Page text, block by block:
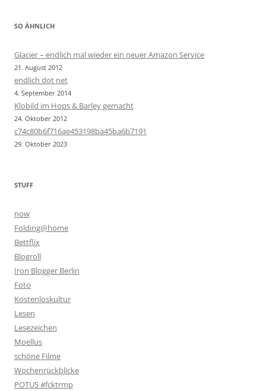
SO ÄHNLICH
Glacier – endlich mal wieder ein neuer Amazon Service
21. August 2012
endlich dot net
4. September 2014
Klobild im Hops & Barley gemacht
24. Oktober 2012
c74c80b6f716ae453198ba45ba6b7191
29. Oktober 2023
STUFF
now
Folding@home
Bettflix
Blogroll
Iron Blogger Berlin
Foto
Kostenloskultur
Lesen
Lesezeichen
Moellus
schöne Filme
Wochenrückblicke
POTUS #fcktrmp